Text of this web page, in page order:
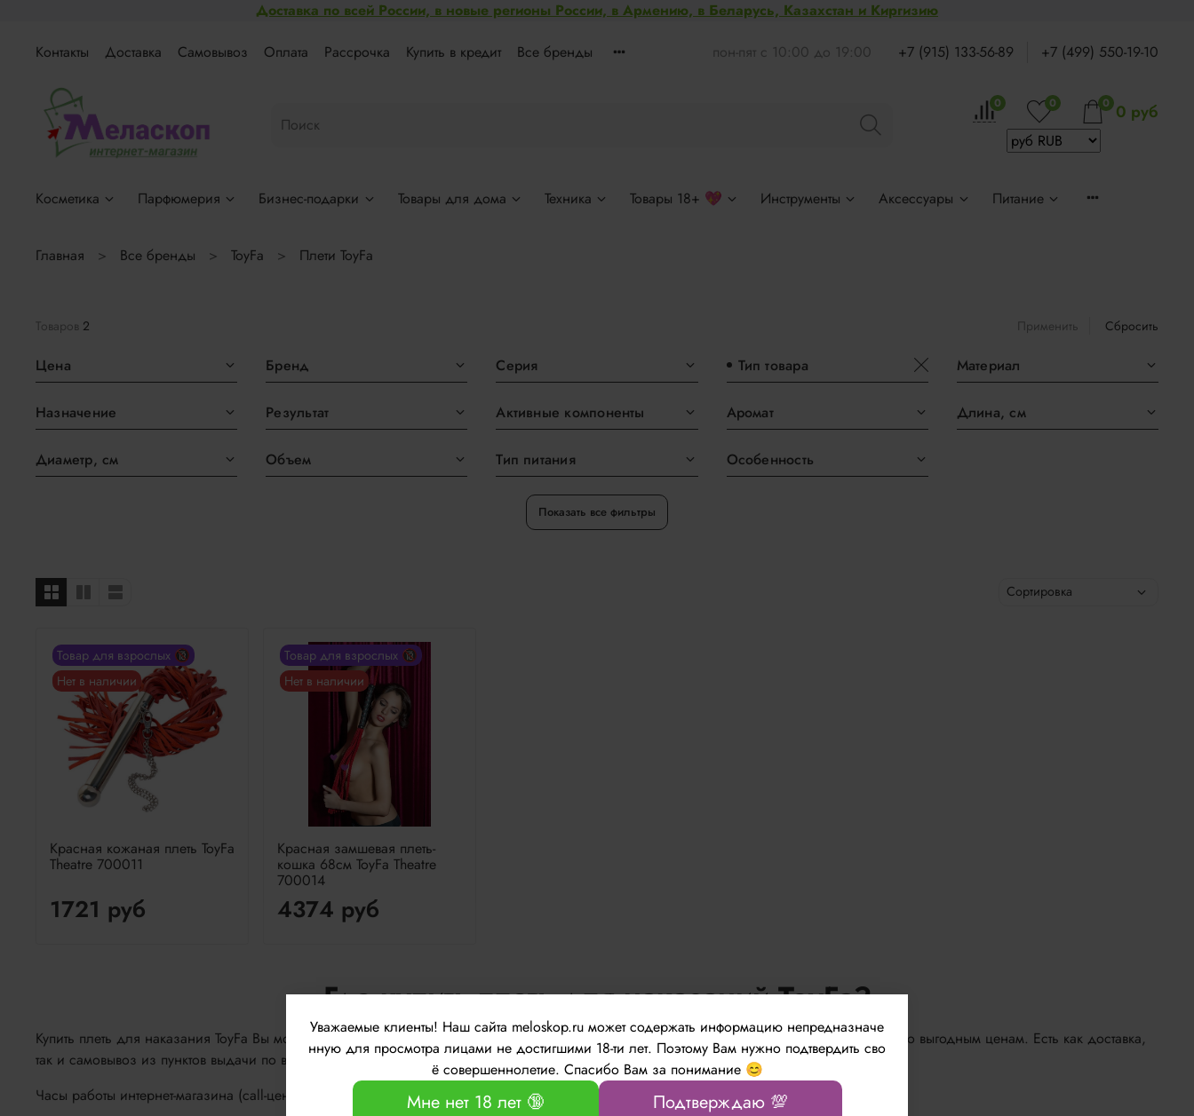
Доставка по всей России, в новые регионы России, в Армению, в Беларусь, Казахстан и Киргизию
Контакты Доставка Самовывоз Оплата Рассрочка Купить в кредит Все бренды пон-пят с 10:00 до 19:00 +7 (915) 133-56-89 +7 (499) 550-19-10
0 0 0 0 руб
Косметика Парфюмерия Бизнес-подарки Товары для дома Техника Товары 18+ 💖 Инструменты Аксессуары Питание
Главная Все бренды ToyFa Плети ToyFa
Товаров 2 Применить Сбросить
Цена Бренд Серия Тип товара Материал
Назначение Результат Активные компоненты Аромат Длина, см
Диаметр, см Объем Тип питания Особенность
Показать все фильтры
Товар для взрослых 🔞
Нет в наличии
Красная кожаная плеть ToyFa
Theatre 700011
1721 руб
Товар для взрослых 🔞
Нет в наличии
Красная замшевая плеть-
кошка 68см ToyFa Theatre
700014
4374 руб
Где купить плеть для наказаний ToyFa?
Купить плеть для наказания ToyFa Вы можете в нашем в интернет-магазине для взрослых Мелоскоп. У нас большой выбор плетей ToyFa по выгодным ценам. Есть как доставка,
так и самовывоз из пунктов выдачи по всей территории России, в Армению, в республику Беларусь, Казахстан и Киргизию!
Часы работы интернет-магазина (call-центр): с 10.00 до 18.00 по будням
Уважаемые клиенты! Наш сайта meloskop.ru может содержать информацию непредназначе
нную для просмотра лицами не достигшими 18-ти лет. Поэтому Вам нужно подтвердить сво
ё совершеннолетие. Спасибо Вам за понимание 😊
Мне нет 18 лет 🔞 Подтверждаю 💯